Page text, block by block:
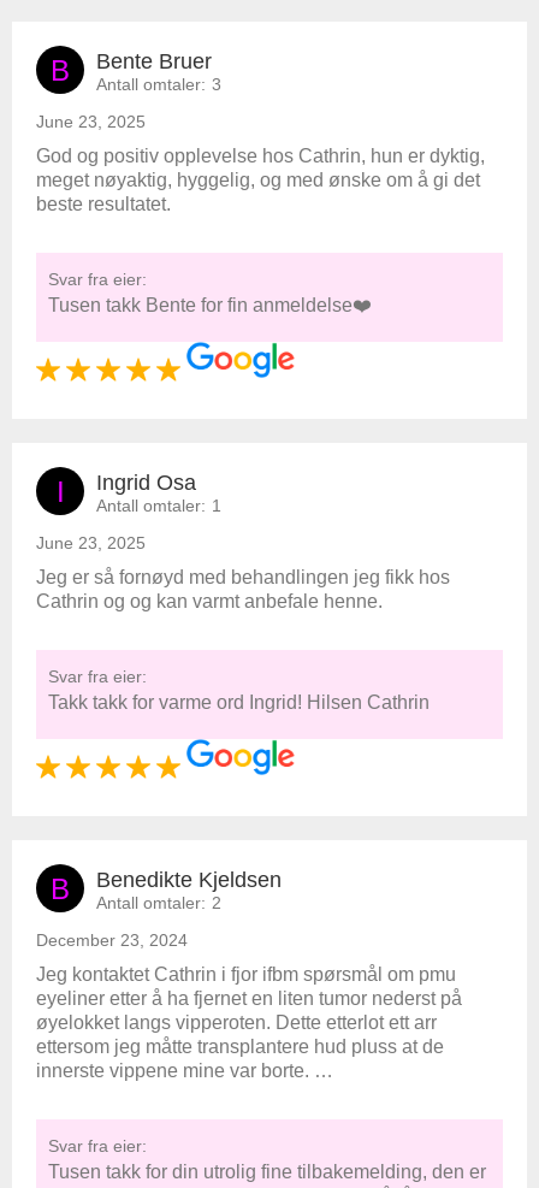
B Bente Bruer
Antall omtaler: 3
June 23, 2025
God og positiv opplevelse hos Cathrin, hun er dyktig,
meget nøyaktig, hyggelig, og med ønske om å gi det
beste resultatet.
Svar fra eier:
Tusen takk Bente for fin anmeldelse❤️
I Ingrid Osa
Antall omtaler: 1
June 23, 2025
Jeg er så fornøyd med behandlingen jeg fikk hos
Cathrin og og kan varmt anbefale henne.
Svar fra eier:
Takk takk for varme ord Ingrid! Hilsen Cathrin
B Benedikte Kjeldsen
Antall omtaler: 2
December 23, 2024
Jeg kontaktet Cathrin i fjor ifbm spørsmål om pmu
eyeliner etter å ha fjernet en liten tumor nederst på
øyelokket langs vipperoten. Dette etterlot ett arr
ettersom jeg måtte transplantere hud pluss at de
innerste vippene mine var borte. …
Svar fra eier:
Tusen takk for din utrolig fine tilbakemelding, den er